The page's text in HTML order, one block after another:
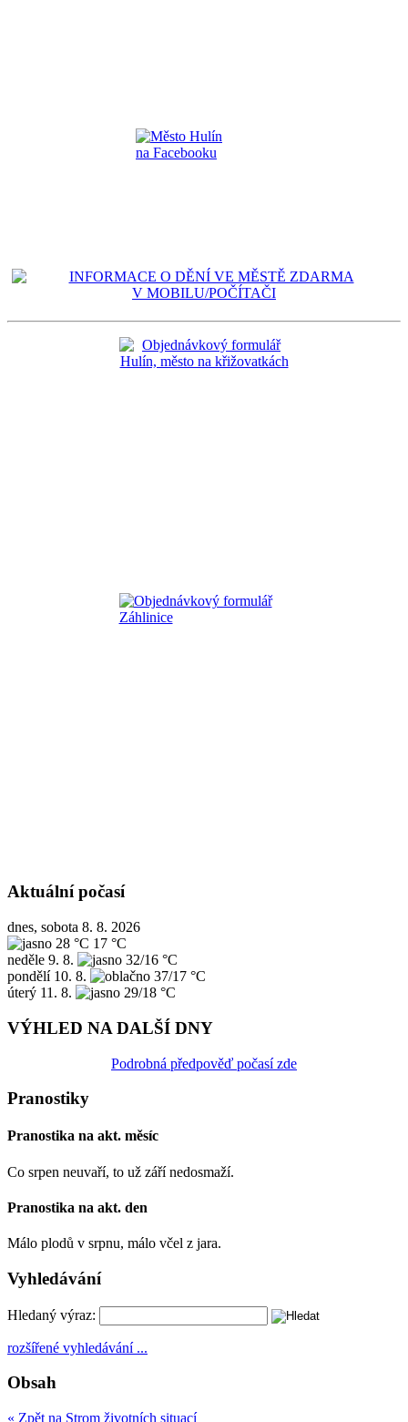
Aktuální počasí
dnes, sobota 8. 8. 2026
28 °C 17 °C
neděle 9. 8.
32/16 °C
pondělí 10. 8.
37/17 °C
úterý 11. 8. 29/18 °C
VÝHLED NA DALŠÍ DNY
Podrobná předpověď počasí zde
Pranostiky
Pranostika na akt. měsíc
Co srpen neuvaří, to už září nedosmaží.
Pranostika na akt. den
Málo plodů v srpnu, málo včel z jara.
Vyhledávání
Hledaný výraz:
rozšířené vyhledávání ...
Obsah
« Zpět na Strom životních situací